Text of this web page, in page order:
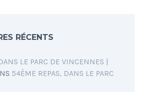
RÉCENTS
LE PARC DE VINCENNES |
54ÈME REPAS, DANS LE PARC